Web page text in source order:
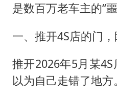
浙
是数百万老车主的“噩
一、推开4S店的门
推开2026年5月某
以为自己走错了地方。